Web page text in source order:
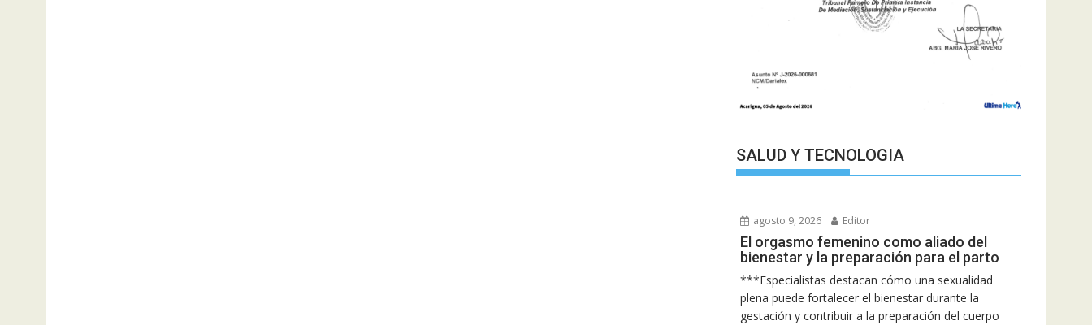
SALUD Y TECNOLOGIA
agosto 9, 2026 Editor
El orgasmo femenino como aliado del
bienestar y la preparación para el parto
***Especialistas destacan cómo una sexualidad
plena puede fortalecer el bienestar durante la
gestación y contribuir a la preparación del cuerpo